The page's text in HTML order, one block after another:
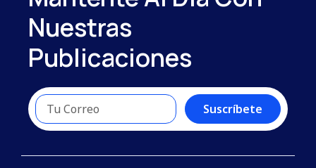
Nuestras
Publicaciones
Suscríbete